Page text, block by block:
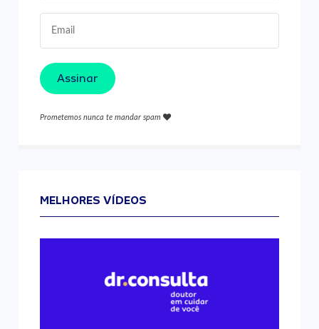
Assinar
Prometemos nunca te mandar spam
MELHORES VÍDEOS